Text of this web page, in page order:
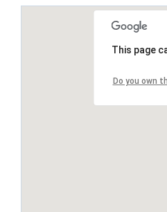
This page
Do you own